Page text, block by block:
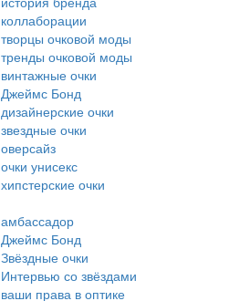
коллаборации
творцы очковой моды
тренды очковой моды
винтажные очки
Джеймс Бонд
дизайнерские очки
звездные очки
оверсайз
очки унисекс
хипстерские очки
амбассадор
Джеймс Бонд
Звёздные очки
Интервью со звёздами
ваши права в оптике